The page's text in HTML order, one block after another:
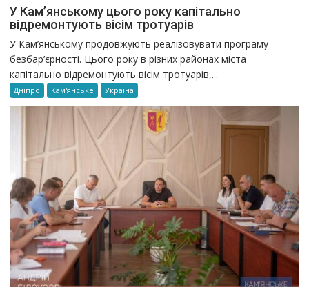
У Кам’янському цього року капітально
відремонтують вісім тротуарів
У Кам’янському продовжують реалізовувати програму
безбар’єрності. Цього року в різних районах міста
капітально відремонтують вісім тротуарів,...
Дніпро Кам'янське Україна